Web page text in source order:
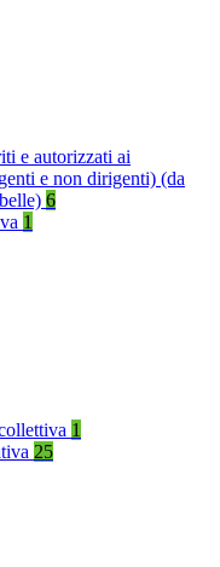
e autorizzati ai
e non dirigenti) (da
6
1
1
25